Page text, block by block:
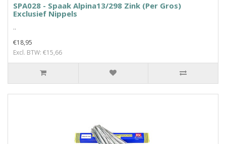
SPA028 - Spaak Alpina13/298 Zink (Per Gros)
Exclusief Nippels
..
€18,95
Excl. BTW: €15,66